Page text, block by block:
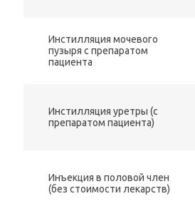
Инстилляция мочевого
пузыря с препаратом
пациента
Инстилляция уретры (с
препаратом пациента)
Инъекция в половой член
(без стоимости лекарств)